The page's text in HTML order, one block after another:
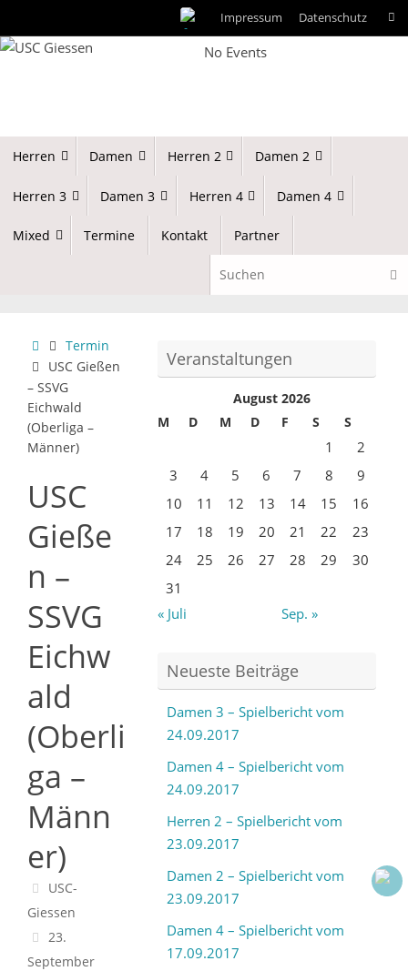
Inhalt
springen
Impressum Datenschutz
No Events
InhaltHerren Damen Herren 2 Damen 2
Herren 3 Damen 3 Herren 4 Damen 4
Mixed Termine Kontakt Partner
StartTermin
USC Gießen
– SSVG
Eichwald
(Oberliga –
Männer)
USC
Gieße
n –
SSVG
Eichw
ald
(Oberli
ga –
Männ
er)
USC-
Giessen
23.
September
Veranstaltungen
August 2026
M
D M D F S S
1
2
3
4 5 6 7 8
9
10
11 12 13 14 15
16
17
18 19 20 21 22
23
24
25 26 27 28 29
30
31
« Juli
Sep. »
Neueste Beiträge
Damen 3 – Spielbericht vom
24.09.2017
Damen 4 – Spielbericht vom
24.09.2017
Herren 2 – Spielbericht vom
23.09.2017
Damen 2 – Spielbericht vom
23.09.2017
Damen 4 – Spielbericht vom
17.09.2017